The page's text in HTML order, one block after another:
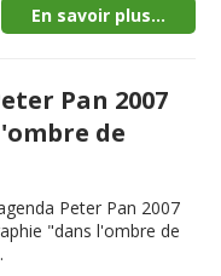
En savoir plus...
Pan 2007
de
Peter Pan 2007
"dans l'ombre de